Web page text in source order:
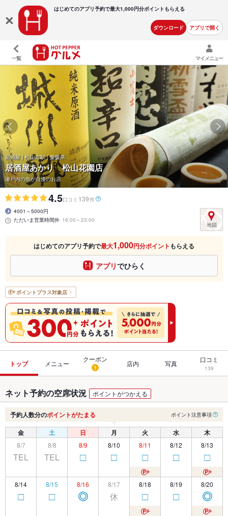
はじめてのアプリ予約で最大1,000円分ポイントもらえる
ダウンロード アプリで開く
一覧 マイメニュー
居酒屋 | 松山市駅 | 愛媛県
居酒屋あかり 松山花園店
瀬戸内の魚が自慢のお店
4.5口コミ 139件
4001～5000円
ただいま営業時間外 16:00～23:00
はじめてのアプリ予約で最大1,000円分ポイント もらえる
アプリでひらく
ポイントプラス対象店
トップ メニュー
クーポン
1 店内 写真 口コミ
139
ネット予約の空席状況 ポイントがつかえる
予約人数分のポイントがたまる ポイント注意事項
金 土 日 月 火 水 木
8/7
TEL
8/8
TEL
8/9
□
8/10
□
8/11
□
8/12
□
8/13
□
8/14
□
8/15
□
8/16
◎
8/17
休
8/18
□
8/19
□
8/20
◎